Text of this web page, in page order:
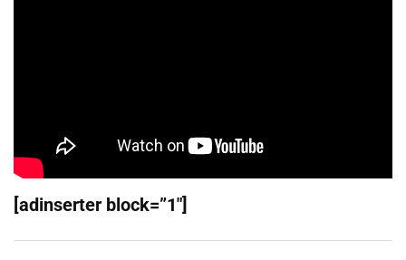
[adinserter block=”1″]